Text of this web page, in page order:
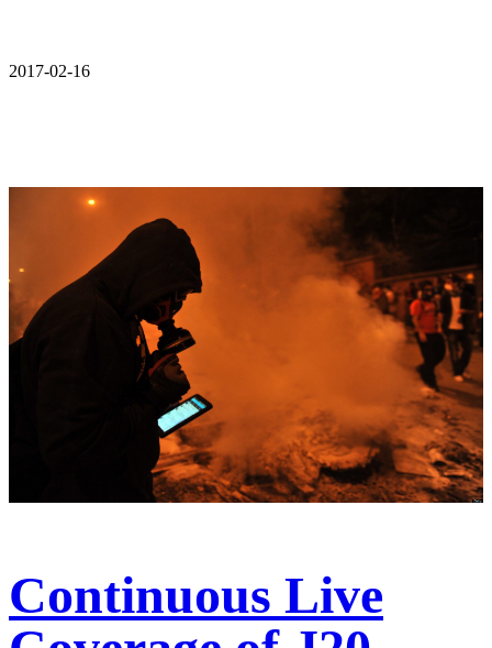
2017-02-16
Continuous Live